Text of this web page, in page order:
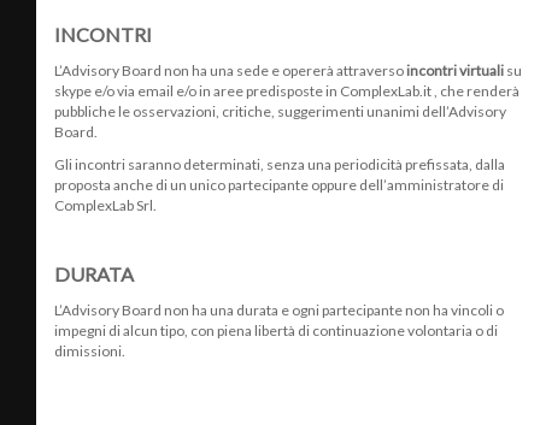
INCONTRI
L’Advisory Board non ha una sede e opererà attraverso incontri virtuali su
skype e/o via email e/o in aree predisposte in ComplexLab.it , che renderà
pubbliche le osservazioni, critiche, suggerimenti unanimi dell’Advisory
Board.
Gli incontri saranno determinati, senza una periodicità prefissata, dalla
proposta anche di un unico partecipante oppure dell’amministratore di
ComplexLab Srl.
DURATA
L’Advisory Board non ha una durata e ogni partecipante non ha vincoli o
impegni di alcun tipo, con piena libertà di continuazione volontaria o di
dimissioni.